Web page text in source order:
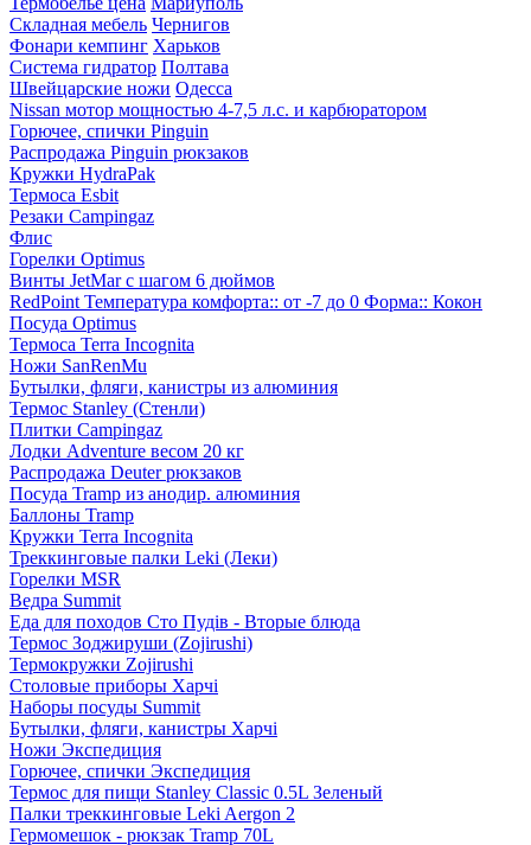
Складная мебель Чернигов
Фонари кемпинг Харьков
Система гидратор Полтава
Швейцарские ножи Одесса
Nissan мотор мощностью 4-7,5 л.с. и карбюратором
Горючее, спички Pinguin
Распродажа Pinguin рюкзаков
Кружки HydraPak
Термоса Esbit
Резаки Campingaz
Флис
Горелки Optimus
Винты JetMar с шагом 6 дюймов
RedPoint Температура комфорта:: от -7 до 0 Форма:: Кокон
Посуда Optimus
Термоса Terra Incognita
Ножи SanRenMu
Бутылки, фляги, канистры из алюминия
Термос Stanley (Стенли)
Плитки Campingaz
Лодки Adventure весом 20 кг
Распродажа Deuter рюкзаков
Посуда Tramp из анодир. алюминия
Баллоны Tramp
Кружки Terra Incognita
Треккинговые палки Leki (Леки)
Горелки MSR
Ведра Summit
Еда для походов Сто Пудів - Вторые блюда
Термос Зоджируши (Zojirushi)
Термокружки Zojirushi
Столовые приборы Харчі
Наборы посуды Summit
Бутылки, фляги, канистры Харчі
Ножи Экспедиция
Горючее, спички Экспедиция
Термос для пищи Stanley Classic 0.5L Зеленый
Палки треккинговые Leki Aergon 2
Гермомешок - рюкзак Tramp 70L